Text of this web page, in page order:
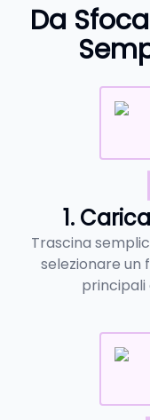
Da
1.
Trascina
selezionare un
principali